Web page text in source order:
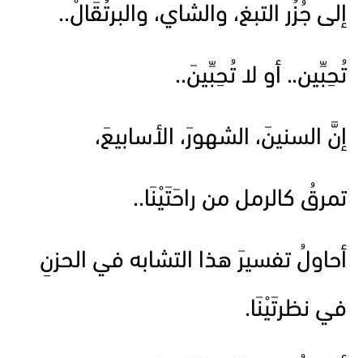
إلى جُزُر التبغ، والشاي، والبرتُقَالْ..
تُحِبِّين.. أو لا تُحِبِّينَ..
إنَّ السنينَ، الشهورَ، الأسابيعَ،
تمرقُ كالرمل من راحَتَيْنَا..
أحاولُ تفسيرَ هذا التشابه في الحزنِ
في نظرتَيْنَا.